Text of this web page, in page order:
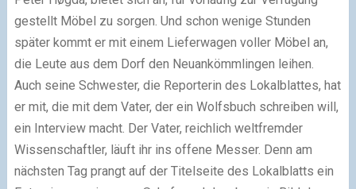
gestellt Möbel zu sorgen. Und schon wenige Stunden
später kommt er mit einem Lieferwagen voller Möbel an,
die Leute aus dem Dorf den Neuankömmlingen leihen.
Auch seine Schwester, die Reporterin des Lokalblattes, hat
er mit, die mit dem Vater, der ein Wolfsbuch schreiben will,
ein Interview macht. Der Vater, reichlich weltfremder
Wissenschaftler, läuft ihr ins offene Messer. Denn am
nächsten Tag prangt auf der Titelseite des Lokalblatts ein